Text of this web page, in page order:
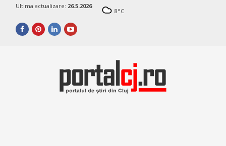
Ultima actualizare: 26.5.2026
8°C